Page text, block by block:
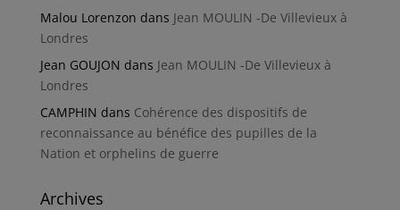
Malou Lorenzon dans Jean MOULIN -De Villevieux à
Londres
Jean GOUJON dans Jean MOULIN -De Villevieux à
Londres
CAMPHIN dans Cohérence des dispositifs de
reconnaissance au bénéfice des pupilles de la
Nation et orphelins de guerre
Archives